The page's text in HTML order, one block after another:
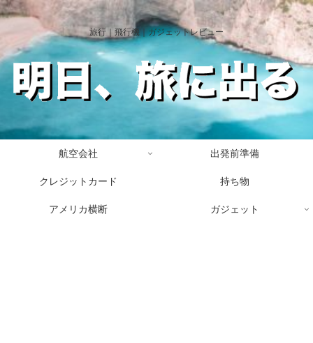
旅行｜飛行機｜ガジェットレビュー
航空会社 出発前準備
クレジットカード 持ち物
アメリカ横断 ガジェット